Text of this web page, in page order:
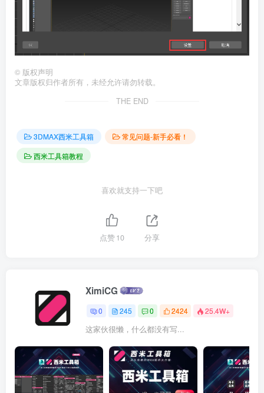
© 版权声明
文章版权归作者所有，未经允许请勿转载。
THE END
3DMAX西米工具箱
常见问题-新手必看！
西米工具箱教程
喜欢就支持一下吧
点赞10 分享
XimiCG
0 245 0 2424 25.4W+
这家伙很懒，什么都没有写...